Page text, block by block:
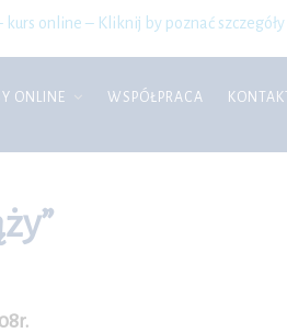
kurs online – Kliknij by poznać szczegóły
ONLINE WSPÓŁPRACA KONTAKT